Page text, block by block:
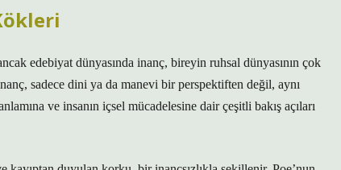
edebiyat dünyasında inanç, bireyin ruhsal dünyasının çok
sadece dini ya da manevi bir perspektiften değil, aynı
ve insanın içsel mücadelesine dair çeşitli bakış açıları